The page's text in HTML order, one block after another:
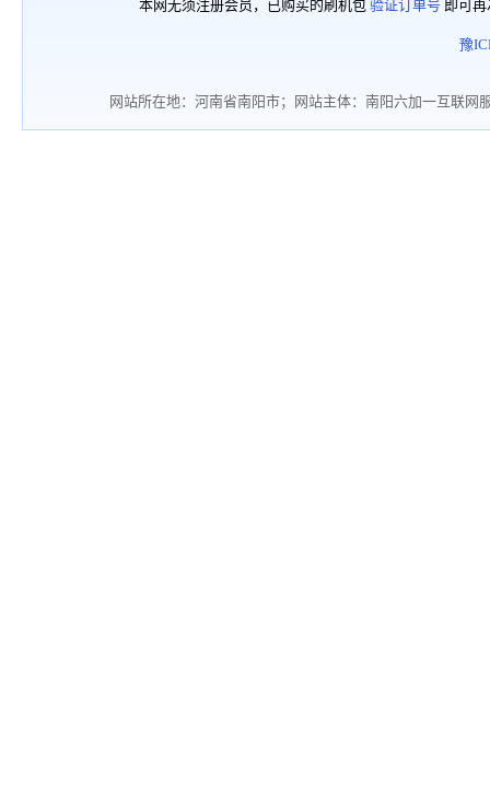
本网无须注册会员，已购买的刷机包 验证订单号 即可
豫
网站所在地：河南省南阳市；网站主体：南阳六加一互联